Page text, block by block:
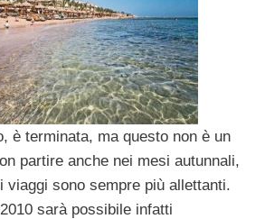
è terminata, ma questo non è un
partire anche nei mesi autunnali,
viaggi sono sempre più allettanti.
sarà possibile infatti